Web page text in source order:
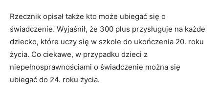
Rzecznik opisał także kto może ubiegać się o
świadczenie. Wyjaśnił, że 300 plus przysługuje na każde
dziecko, które uczy się w szkole do ukończenia 20. roku
życia. Co ciekawe, w przypadku dzieci z
niepełnosprawnościami o świadczenie można się
ubiegać do 24. roku życia.